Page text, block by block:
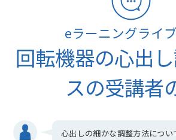
eラーニングライ
回転機器の心出
スの受講者
心出しの細かな調整方法につい